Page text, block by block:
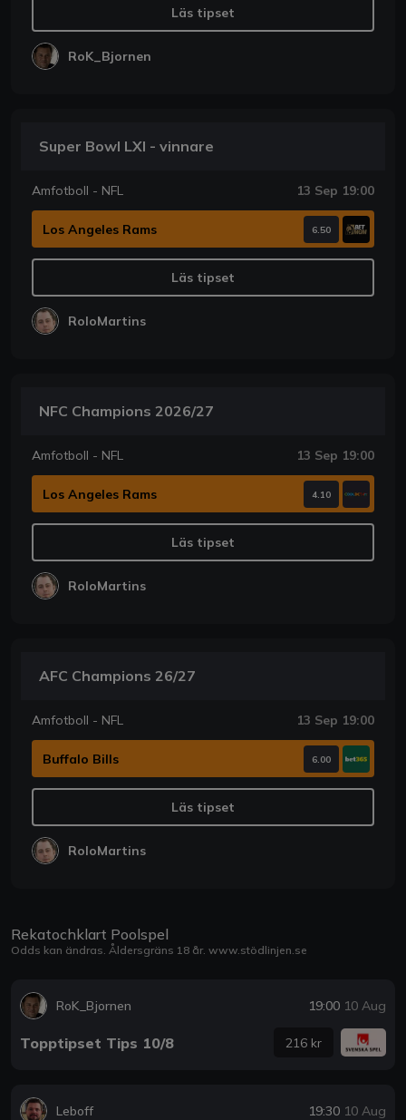
Läs tipset
RoK_Bjornen
Super Bowl LXI - vinnare
Amfotboll - NFL 13 Sep 19:00
Los Angeles Rams 6.50
Läs tipset
RoloMartins
NFC Champions 2026/27
Amfotboll - NFL 13 Sep 19:00
Los Angeles Rams 4.10
Läs tipset
RoloMartins
AFC Champions 26/27
Amfotboll - NFL 13 Sep 19:00
Buffalo Bills 6.00
Läs tipset
RoloMartins
Rekatochklart Poolspel
Odds kan ändras. Åldersgräns 18 år. www.stödlinjen.se
RoK_Bjornen 19:00 10 Aug
Topptipset Tips 10/8 216 kr
Leboff 19:30 10 Aug